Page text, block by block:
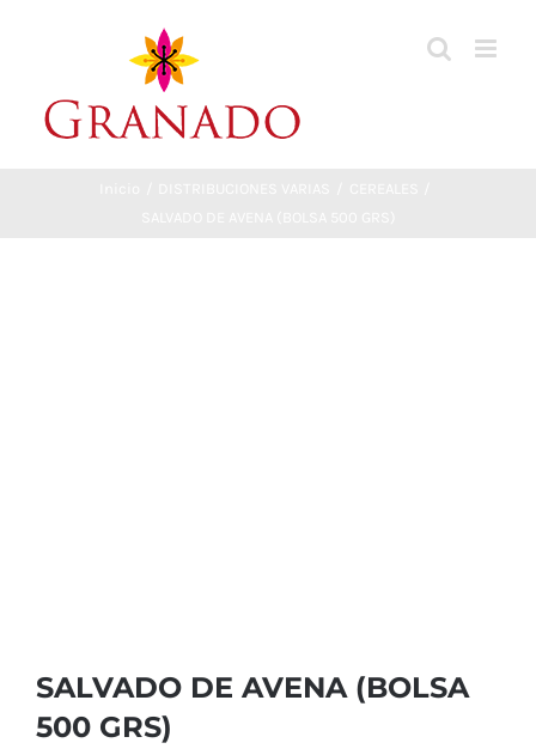
SALVADO DE AVENA (BOLSA
500 GRS)